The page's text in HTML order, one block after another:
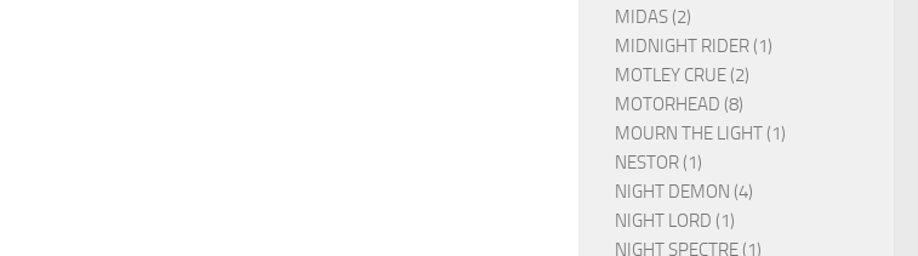
MIDAS (2)
MIDNIGHT RIDER (1)
MOTLEY CRUE (2)
MOTORHEAD (8)
MOURN THE LIGHT (1)
NESTOR (1)
NIGHT DEMON (4)
NIGHT LORD (1)
NIGHT SPECTRE (1)